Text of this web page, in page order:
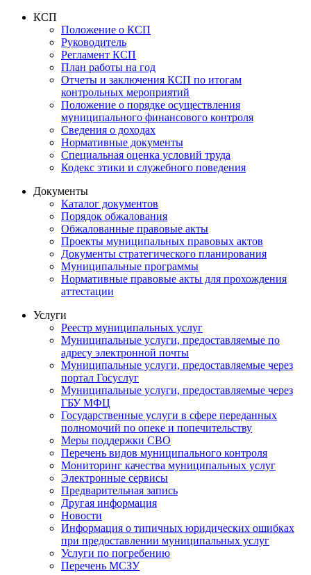
КСП
Положение о КСП
Руководитель
Регламент КСП
План работы на год
Отчеты и заключения КСП по итогам
контрольных мероприятий
Положение о порядке осуществления
муниципального финансового контроля
Сведения о доходах
Нормативные документы
Специальная оценка условий труда
Кодекс этики и служебного поведения
Документы
Каталог документов
Порядок обжалования
Обжалованные правовые акты
Проекты муниципальных правовых актов
Документы стратегического планирования
Муниципальные программы
Нормативные правовые акты для прохождения
аттестации
Услуги
Реестр муниципальных услуг
Муниципальные услуги, предоставляемые по
адресу электронной почты
Муниципальные услуги, предоставляемые через
портал Госуслуг
Муниципальные услуги, предоставляемые через
ГБУ МФЦ
Государственные услуги в сфере переданных
полномочий по опеке и попечительству
Меры поддержки СВО
Перечень видов муниципального контроля
Мониторинг качества муниципальных услуг
Электронные сервисы
Предварительная запись
Другая информация
Новости
Информация о типичных юридических ошибках
при предоставлении муниципальных услуг
Услуги по погребению
Перечень МСЗУ